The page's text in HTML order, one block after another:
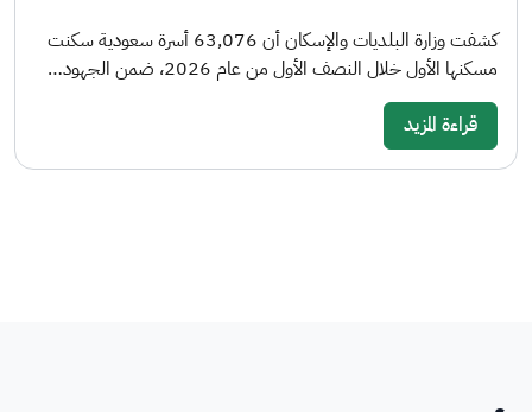
كشفت وزارة البلديات والإسكان أن 63,076 أسرة سعودية سكنت
مسكنها الأول خلال النصف الأول من عام 2026، ضمن الجهود…
قراءة المزيد